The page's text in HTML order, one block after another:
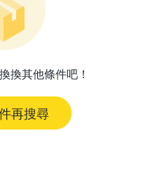
換其他條件吧！
再搜尋